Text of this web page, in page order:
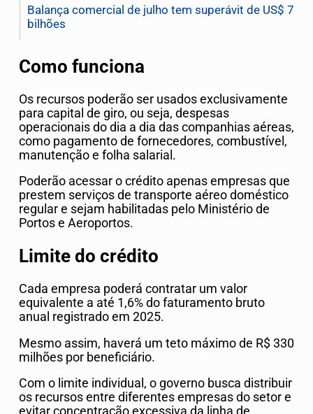
Balança comercial de julho tem superávit de US$ 7
bilhões
Como funciona
Os recursos poderão ser usados exclusivamente
para capital de giro, ou seja, despesas
operacionais do dia a dia das companhias aéreas,
como pagamento de fornecedores, combustível,
manutenção e folha salarial.
Poderão acessar o crédito apenas empresas que
prestem serviços de transporte aéreo doméstico
regular e sejam habilitadas pelo Ministério de
Portos e Aeroportos.
Limite do crédito
Cada empresa poderá contratar um valor
equivalente a até 1,6% do faturamento bruto
anual registrado em 2025.
Mesmo assim, haverá um teto máximo de R$ 330
milhões por beneficiário.
Com o limite individual, o governo busca distribuir
os recursos entre diferentes empresas do setor e